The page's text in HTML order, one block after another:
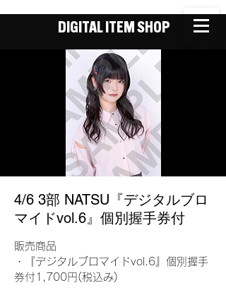
DIGITAL ITEM SHOP
4/6 3部 NATSU『デジタルブロ
マイドvol.6』個別握手券付
販売商品
・『デジタルブロマイドvol.6』個別握手
券付1,700円(税込み)